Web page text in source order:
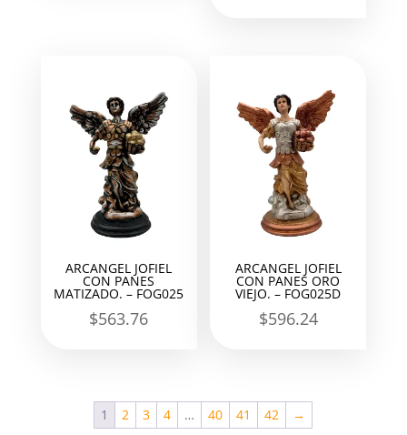
ARCANGEL JOFIEL
CON PANES
MATIZADO. – FOG025
$563.76
ARCANGEL JOFIEL
CON PANES ORO
VIEJO. – FOG025D
$596.24
1 2 3 4 … 40 41 42 →